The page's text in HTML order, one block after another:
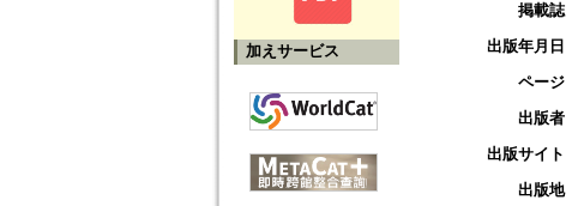
加えサービス
掲載誌
出版年月日
ページ
出版者
出版サイト
出版地